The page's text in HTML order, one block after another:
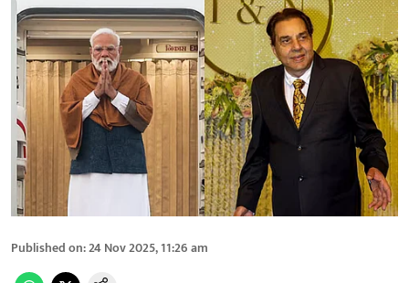
Published on:24 Nov 2025, 11:26 am